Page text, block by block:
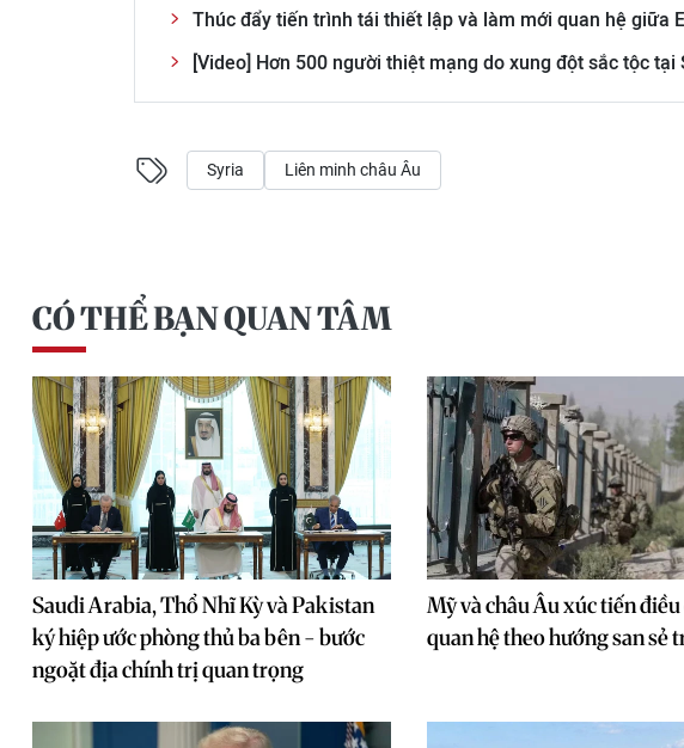
Thúc đẩy tiến trình tái thiết lập và làm mới quan hệ giữa
[Video] Hơn 500 người thiệt mạng do xung đột sắc tộc tại
Syria Liên minh châu Âu
CÓ THỂ BẠN QUAN TÂM
Saudi Arabia, Thổ Nhĩ Kỳ và Pakistan
ký hiệp ước phòng thủ ba bên - bước
ngoặt địa chính trị quan trọng
Mỹ và châu Âu xúc tiến
quan hệ theo hướng san sẻ